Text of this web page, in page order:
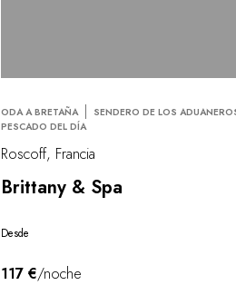
ODA A BRETAÑA
SENDERO DE LOS
PESCADO DEL DÍA
Roscoff, Francia
Brittany & Spa
Desde
117 €/noche